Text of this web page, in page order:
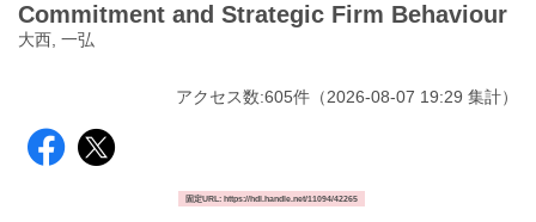
Commitment and Strategic Firm Behaviour
大西, 一弘
アクセス数:605件 （2026-08-07 19:29 集計）
固定URL: https://hdl.handle.net/11094/42265